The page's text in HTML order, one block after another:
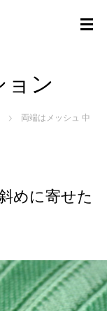
ョン
両端はメッシュ 中
めに寄せた